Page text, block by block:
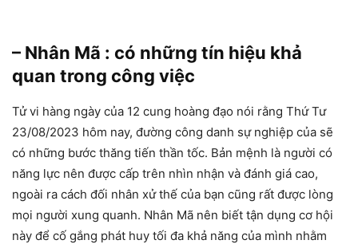
– Nhân Mã : có những tín hiệu khả
quan trong công việc
Tử vi hàng ngày của 12 cung hoàng đạo nói rằng Thứ Tư
23/08/2023 hôm nay, đường công danh sự nghiệp của sẽ
có những bước thăng tiến thần tốc. Bản mệnh là người có
năng lực nên được cấp trên nhìn nhận và đánh giá cao,
ngoài ra cách đối nhân xử thế của bạn cũng rất được lòng
mọi người xung quanh. Nhân Mã nên biết tận dụng cơ hội
này để cố gắng phát huy tối đa khả năng của mình nhằm